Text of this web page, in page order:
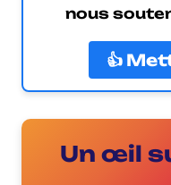
nous
👍
Un œil